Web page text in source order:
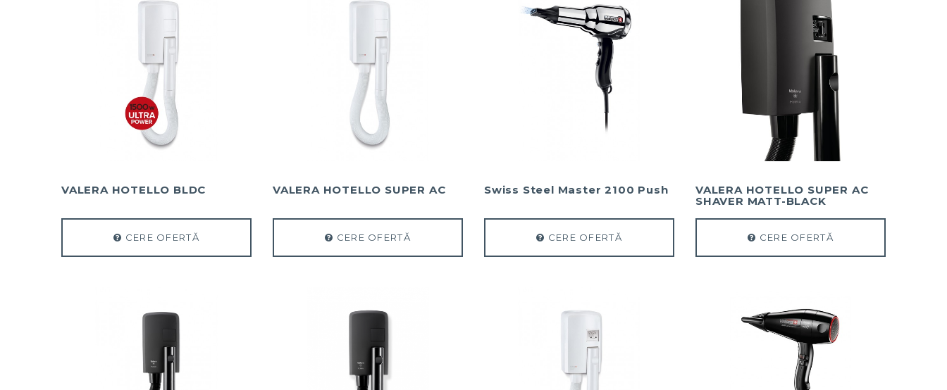
VALERA HOTELLO BLDC
CERE OFERTĂ
VALERA HOTELLO SUPER AC
CERE OFERTĂ
Swiss Steel Master 2100 Push
CERE OFERTĂ
VALERA HOTELLO SUPER AC
SHAVER MATT-BLACK
CERE OFERTĂ